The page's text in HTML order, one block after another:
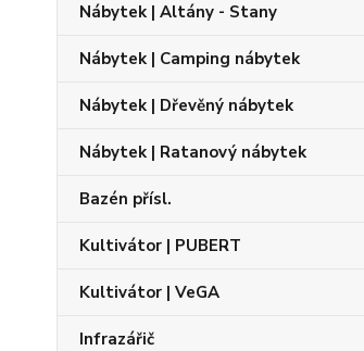
Nábytek | Altány - Stany
Nábytek | Camping nábytek
Nábytek | Dřevěný nábytek
Nábytek | Ratanový nábytek
Bazén přísl.
Kultivátor | PUBERT
Kultivátor | VeGA
Infrazářič